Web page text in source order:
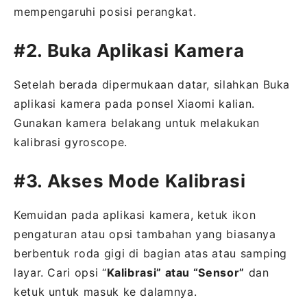
mempengaruhi posisi perangkat.
#2. Buka Aplikasi Kamera
Setelah berada dipermukaan datar, silahkan Buka
aplikasi kamera pada ponsel Xiaomi kalian.
Gunakan kamera belakang untuk melakukan
kalibrasi gyroscope.
#3. Akses Mode Kalibrasi
Kemuidan pada aplikasi kamera, ketuk ikon
pengaturan atau opsi tambahan yang biasanya
berbentuk roda gigi di bagian atas atau samping
layar. Cari opsi “Kalibrasi” atau “Sensor” dan
ketuk untuk masuk ke dalamnya.